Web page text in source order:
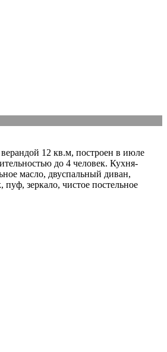
12 кв.м, построен в июле
до 4 человек. Кухня-
масло, двуспальный диван,
зеркало, чистое постельное